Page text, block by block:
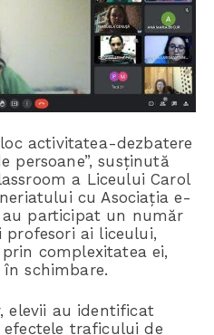
loc activitatea-dezbatere
persoane”, susținută
a Liceului Carol
cu Asociația e-
au participat un număr
profesori ai liceului,
complexitatea ei,
schimbare.
elevii au identificat
traficului de